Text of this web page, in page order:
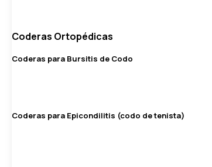
Coderas Ortopédicas
Coderas para Bursitis de Codo
Coderas para Epicondilitis (codo de tenista)